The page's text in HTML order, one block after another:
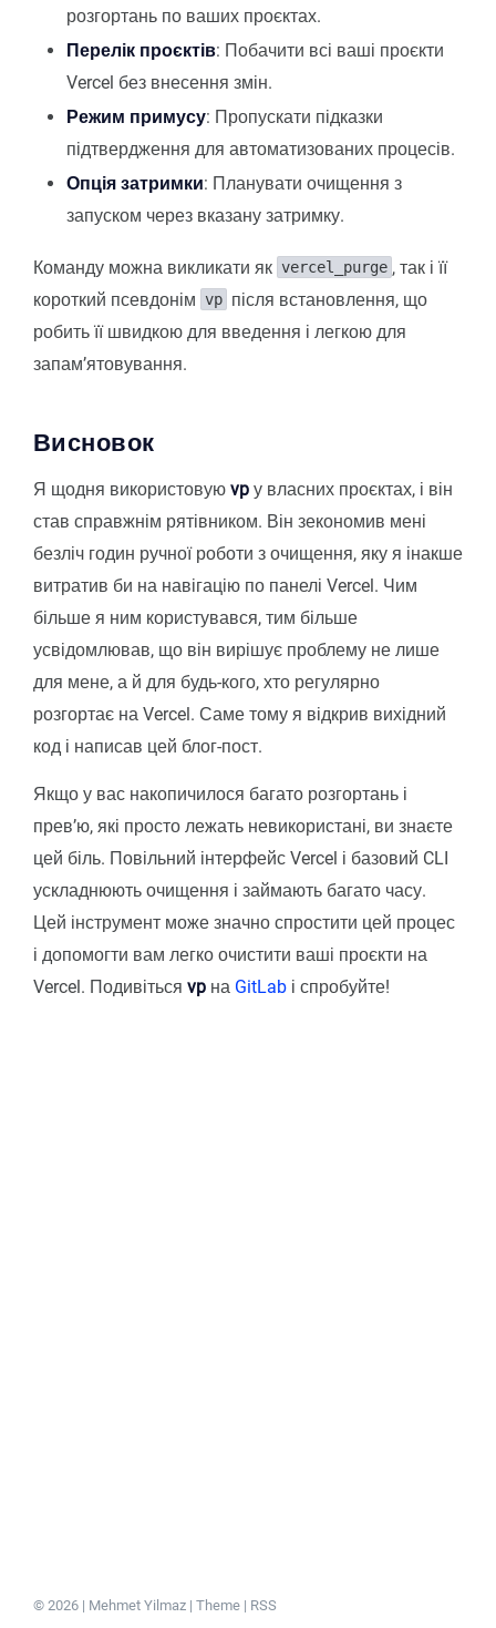
розгортань по ваших проєктах.
Перелік проєктів: Побачити всі ваші проєкти
Vercel без внесення змін.
Режим примусу: Пропускати підказки
підтвердження для автоматизованих процесів.
Опція затримки: Планувати очищення з
запуском через вказану затримку.
Команду можна викликати як vercel_purge , так і її
короткий псевдонім vp після встановлення, що
робить її швидкою для введення і легкою для
запамʼятовування.
Висновок
Я щодня використовую vp у власних проєктах, і він
став справжнім рятівником. Він зекономив мені
безліч годин ручної роботи з очищення, яку я інакше
витратив би на навігацію по панелі Vercel. Чим
більше я ним користувався, тим більше
усвідомлював, що він вирішує проблему не лише
для мене, а й для будь-кого, хто регулярно
розгортає на Vercel. Саме тому я відкрив вихідний
код і написав цей блог-пост.
Якщо у вас накопичилося багато розгортань і
превʼю, які просто лежать невикористані, ви знаєте
цей біль. Повільний інтерфейс Vercel і базовий CLI
ускладнюють очищення і займають багато часу.
Цей інструмент може значно спростити цей процес
і допомогти вам легко очистити ваші проєкти на
Vercel. Подивіться vp на GitLab і спробуйте!
© 2026 | Mehmet Yilmaz | Theme | RSS